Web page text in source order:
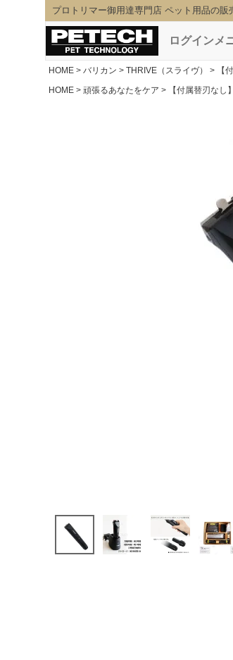
プロトリマー御用達専門店 ペット用品の
ログインメ
HOME バリカン THRIVE（スライヴ）
【
HOME
頑張るあなたをケア 【付属替刃な